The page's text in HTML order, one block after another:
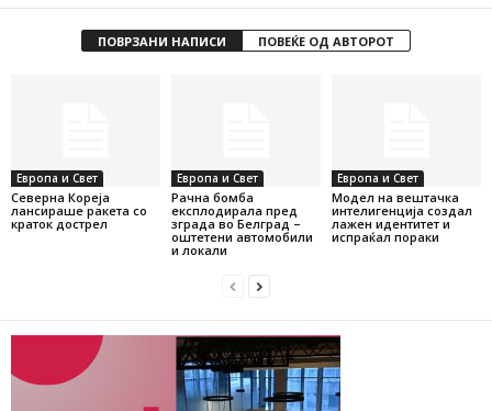
ПОВРЗАНИ НАПИСИ ПОВЕЌЕ ОД АВТОРОТ
Европа и Свет
Северна Кореја
лансираше ракета со
краток дострел
Европа и Свет
Рачна бомба
експлодирала пред
зграда во Белград –
оштетени автомобили
и локали
Европа и Свет
Модел на вештачка
интелигенција создал
лажен идентитет и
испраќал пораки